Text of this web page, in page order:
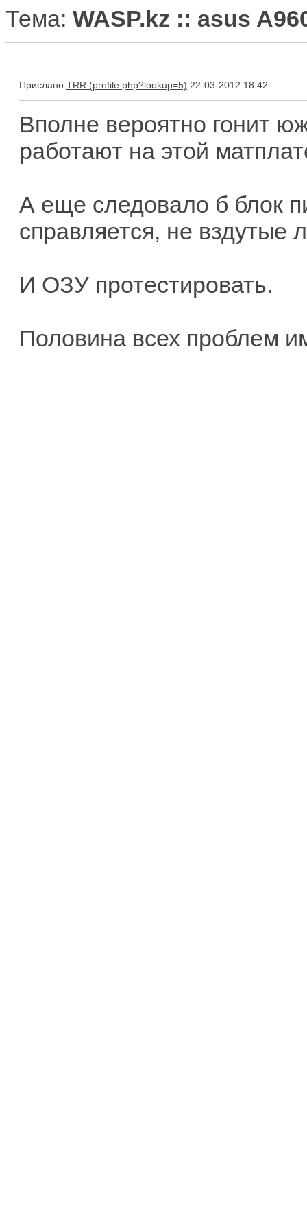
Тема: WASP.kz :: asus
Прислано TRR 22-03-2012 18:42
Вполне вероятно гонит
работают на этой
А еще следовало б блок
справляется, не вздутые
И ОЗУ протестировать.
Половина всех проблем